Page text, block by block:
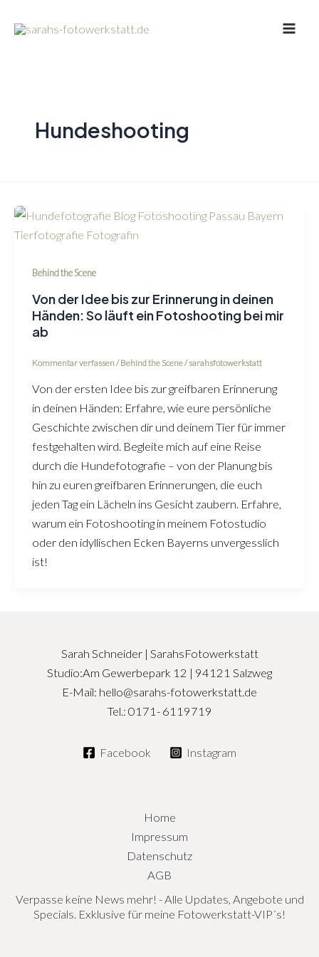
Inhalt
Hundeshooting
Behind the Scene
Von der Idee bis zur Erinnerung in deinen
Händen: So läuft ein Fotoshooting bei mir
ab
Kommentar verfassen/Behind the Scene/sarahsfotowerkstatt
Von der ersten Idee bis zur greifbaren Erinnerung
in deinen Händen: Erfahre, wie eure persönliche
Geschichte zwischen dir und deinem Tier für immer
festgehalten wird. Begleite mich auf eine Reise
durch die Hundefotografie – von der Planung bis
hin zu euren greifbaren Erinnerungen, die euch
jeden Tag ein Lächeln ins Gesicht zaubern. Erfahre,
warum ein Fotoshooting in meinem Fotostudio
oder den idyllischen Ecken Bayerns unvergesslich
ist!
Sarah Schneider | SarahsFotowerkstatt
Studio:Am Gewerbepark 12 | 94121 Salzweg
E-Mail: hello@sarahs-fotowerkstatt.de
Tel.: 0171- 6119719
Facebook Instagram
Home
Impressum
Datenschutz
AGB
Verpasse keine News mehr! - Alle Updates, Angebote und
Specials. Exklusive für meine Fotowerkstatt-VIP´s!